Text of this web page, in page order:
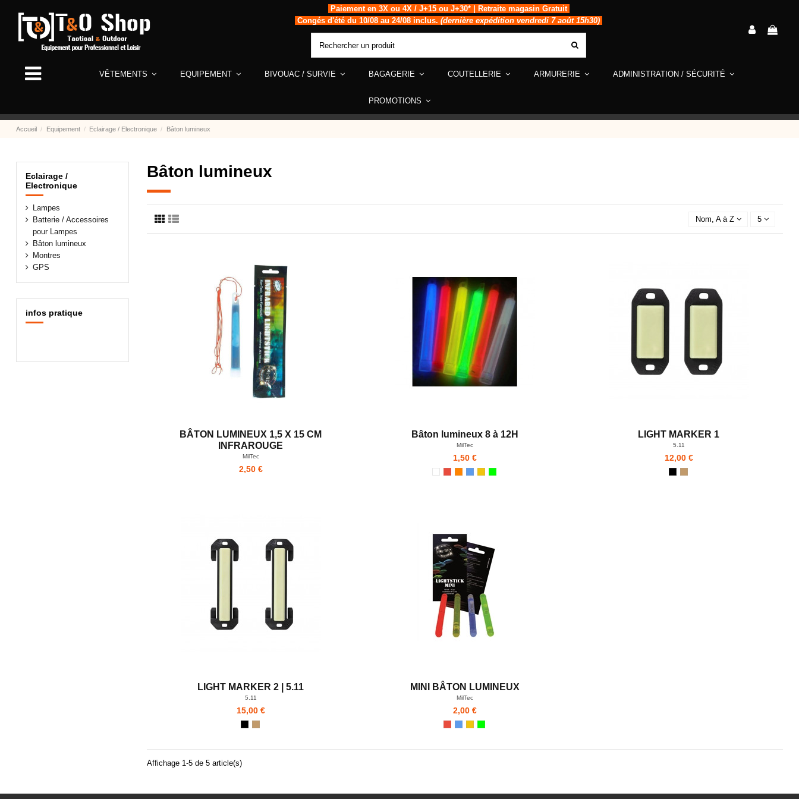
Paiement en 3X ou 4X / J+15 ou J+30* | Retraite magasin Gratuit
Congés d'été du 10/08 au 24/08 inclus.(dernière expédition vendredi 7 août 15h30)
VÊTEMENTS EQUIPEMENT BIVOUAC / SURVIE BAGAGERIE COUTELLERIE ARMURERIE ADMINISTRATION / SÉCURITÉ
PROMOTIONS
Accueil Equipement Eclairage / Electronique Bâton lumineux
Bâton lumineux
Nom, A à Z 5
BÂTON LUMINEUX 1,5 X 15 CM
INFRAROUGE
MilTec
2,50 €
Bâton lumineux 8 à 12H
MilTec
1,50 €
LIGHT MARKER 1
5.11
12,00 €
LIGHT MARKER 2 | 5.11
5.11
15,00 €
MINI BÂTON LUMINEUX
MilTec
2,00 €
Affichage 1-5 de 5 article(s)
Eclairage /
Electronique
Lampes
Batterie / Accessoires
pour Lampes
Bâton lumineux
Montres
GPS
infos pratique